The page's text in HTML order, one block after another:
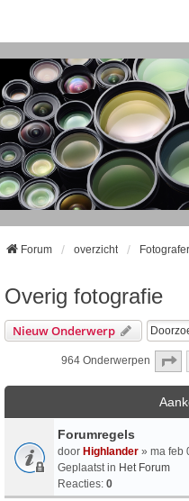
Forum overzicht
Overig fotografie
Nieuw Onderwerp
964 Onderwerpen
Forumregels
door Highlander » ma feb
Geplaatst in Het Forum
Reacties: 0